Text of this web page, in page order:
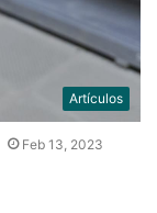
Artículos
Feb 13, 2023